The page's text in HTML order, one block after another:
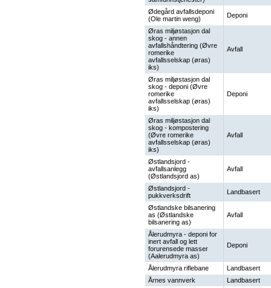
Ødegård avfallsdeponi
(Ole martin weng)
Deponi
Øras miljøstasjon dal
skog - annen
avfallshåndtering (Øvre
romerike
avfallsselskap (øras)
iks)
Avfall
Øras miljøstasjon dal
skog - deponi (Øvre
romerike
avfallsselskap (øras)
iks)
Deponi
Øras miljøstasjon dal
skog - kompostering
(Øvre romerike
avfallsselskap (øras)
iks)
Avfall
Østlandsjord -
avfallsanlegg
(Østlandsjord as)
Avfall
Østlandsjord -
pukkverksdrift
Landbasert
Østlandske bilsanering
as (Østlandske
bilsanering as)
Avfall
Ålerudmyra - deponi for
inert avfall og lett
forurensede masser
(Aalerudmyra as)
Deponi
Ålerudmyra riflebane
Landbasert
Årnes vannverk
Landbasert